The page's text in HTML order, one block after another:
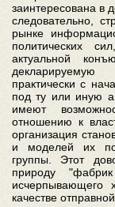
заинтересована в
следовательно,
рынке
политических
актуальной
практически с
под ту или иную
имеют
отношению к
организация
и моделей их
группы. Этот
природу
исчерпывающего
качестве